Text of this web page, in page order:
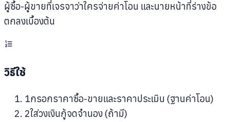
ผู้ซื้อ-ผู้ขายที่เจรจาว่าใครจ่ายค่าโอน และนายหน้าที่ร่างข้อ
ตกลงเบื้องต้น
วิธีใช้
1กรอกราคาซื้อ-ขายและราคาประเมิน (ฐานค่าโอน)
2ใส่วงเงินกู้จดจำนอง (ถ้ามี)